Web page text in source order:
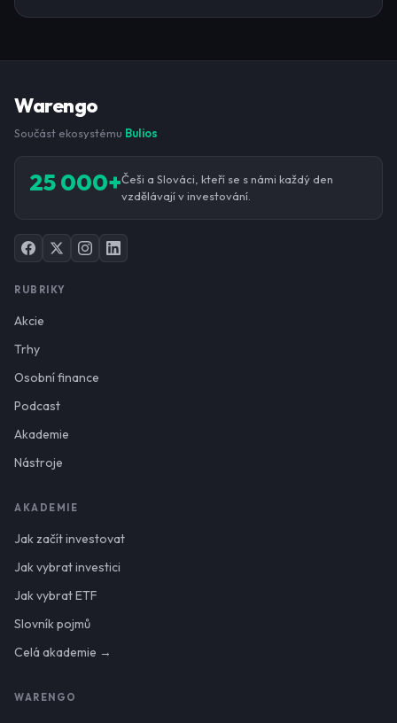
Warengo
Součást ekosystému Bulios
25 000+Češi a Slováci, kteří se s námi každý den
vzdělávají v investování.
RUBRIKY
Akcie
Trhy
Osobní finance
Podcast
Akademie
Nástroje
AKADEMIE
Jak začít investovat
Jak vybrat investici
Jak vybrat ETF
Slovník pojmů
Celá akademie →
WARENGO